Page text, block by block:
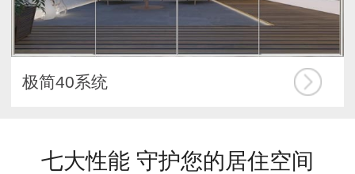
极简40系统
极窄45系统
重型50系统
折叠门系统
阳光房系统
七大性能 守护您的居住空间